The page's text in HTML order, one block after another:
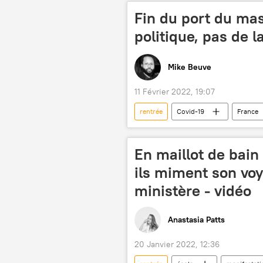
Fin du port du
politique, pas de
Mike Beuve
11 Février 2022, 19:07
rentrée Covid-19 France
protocole
situation sanitaire
En maillot de
ils miment son
ministère - vidéo
Anastasia Patts
20 Janvier 2022, 12:36